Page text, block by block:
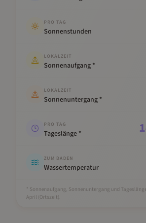
PRO TAG
Sonnenstunden
LOKALZEIT
Sonnenaufgang *
LOKALZEIT
Sonnenuntergang *
PRO TAG
Tageslänge *
ZUM BADEN
Wassertemperatur
* Sonnenaufgang, Sonnenuntergang und
April (Ortszeit).